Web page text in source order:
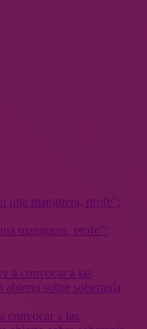
manguera, profe”:
convocar a las